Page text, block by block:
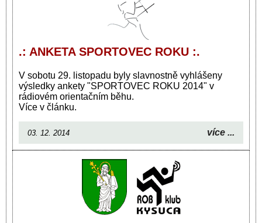
.: ANKETA SPORTOVEC ROKU :.
V sobotu 29. listopadu byly slavnostně vyhlášeny
výsledky ankety "SPORTOVEC ROKU 2014" v
rádiovém orientačním běhu.
Více v článku.
03. 12. 2014 více ...